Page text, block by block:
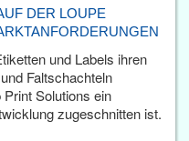
DER LOUPE
und Labels ihren
Faltschachteln
Solutions ein
zugeschnitten ist.